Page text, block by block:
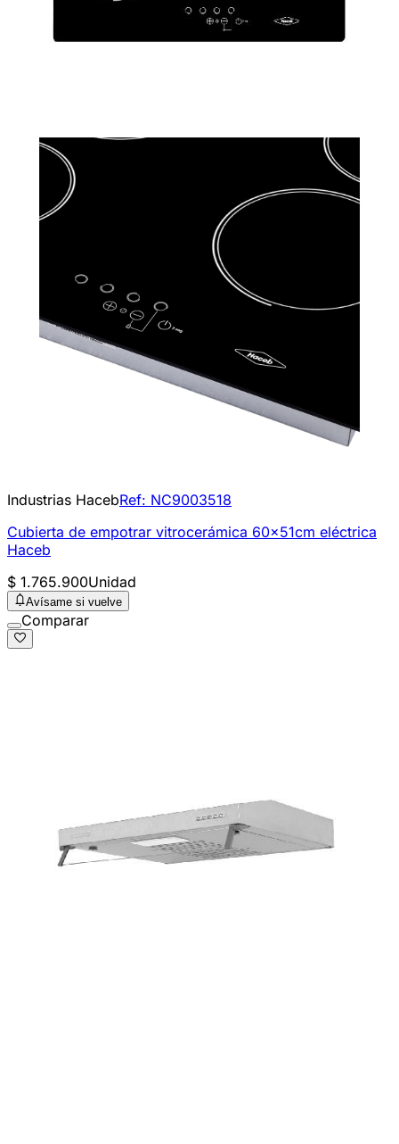
Industrias HacebRef: NC9003518
Cubierta de empotrar vitrocerámica 60x51cm eléctrica
Haceb
$ 1.765.900Unidad
Avísame si vuelve
Comparar